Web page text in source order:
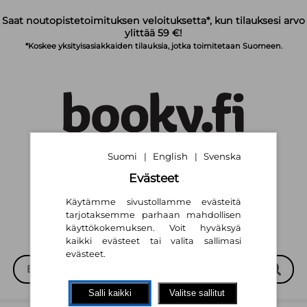
Saat noutopistetoimituksen veloituksetta*, kun tilauksesi arvo
ylittää 59 €!
*Koskee yksityisasiakkaiden tilauksia, jotka toimitetaan Suomeen.
Suomi | English | Svenska
Evästeet
Käytämme sivustollamme evästeitä
tarjotaksemme parhaan mahdollisen
käyttökokemuksen. Voit hyväksyä
kaikki evästeet tai valita sallimasi
evästeet.
Salli kaikki Valitse sallitut